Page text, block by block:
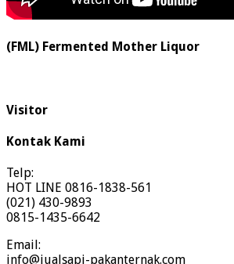
(FML) Fermented Mother Liquor
Visitor
Kontak Kami
Telp:
HOT LINE 0816-1838-561
(021) 430-9893
0815-1435-6642
Email:
info@jualsapi-pakanternak.com